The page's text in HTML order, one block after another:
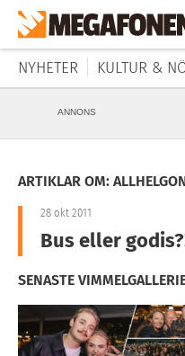
NYHETER KULTUR &
ANNONS
ARTIKLAR OM:
28 okt 2011
Bus eller
SENASTE